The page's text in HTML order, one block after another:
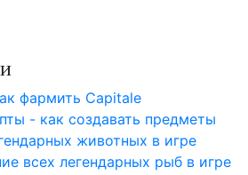
фармить Capitale
- как создавать предметы
животных в игре
всех легендарных рыб в игре